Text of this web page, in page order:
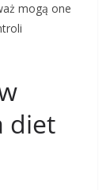
mogą one
diet